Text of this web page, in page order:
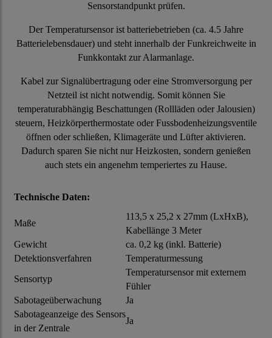
Sensorstandpunkt prüfen.
Der Temperatursensor ist batteriebetrieben (ca. 4.5 Jahre
Batterielebensdauer) und steht innerhalb der Funkreichweite in
Funkkontakt zur Alarmanlage.
Kabel zur Signalübertragung oder eine Stromversorgung per
Netzteil ist nicht notwendig. Somit können Sie
temperaturabhängig Beschattungen (Rollläden oder Jalousien)
steuern, Heizkörperthermostate oder Fussbodenheizungsventile
öffnen oder schließen, Klimageräte und Lüfter aktivieren.
Dadurch sparen Sie nicht nur Heizkosten, sondern genießen
auch stets ein angenehm temperiertes zu Hause.
Technische Daten:
Maße
113,5 x 25,2 x 27mm (LxHxB),
Kabellänge 3 Meter
Gewicht
ca. 0,2 kg (inkl. Batterie)
Detektionsverfahren
Temperaturmessung
Sensortyp
Temperatursensor mit externem
Fühler
Sabotageüberwachung
Ja
Sabotageanzeige des Sensors
in der Zentrale
Ja